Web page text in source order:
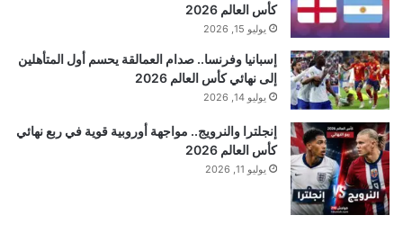
كأس العالم 2026
يوليو 15, 2026
إسبانيا وفرنسا.. صدام العمالقة يحسم أول المتأهلين
إلى نهائي كأس العالم 2026
يوليو 14, 2026
إنجلترا والنرويج.. مواجهة أوروبية قوية في ربع نهائي
كأس العالم 2026
يوليو 11, 2026